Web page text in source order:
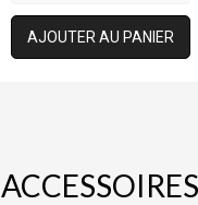
AJOUTER AU PANIER
ACCESSOIRES